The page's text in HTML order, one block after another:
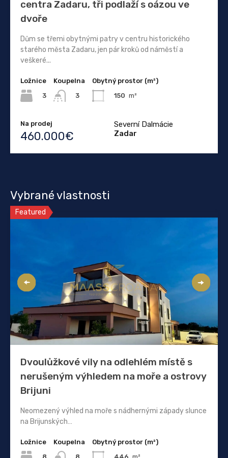
centra Zadaru, tři podlaží s oázou ve
dvoře
Dům se třemi obytnými patry v centru historického
starého města Zadaru, jen pár kroků od náměstí a
veškeré...
Ložnice
3
Koupelna
3
Obytný prostor (m²)
150 m²
Na prodej
460.000€
Severní Dalmácie
Zadar
Vybrané vlastnosti
Featured
Dvoulůžkové vily na odlehlém místě s
nerušeným výhledem na moře a ostrovy
Brijuni
Neomezený výhled na moře s nádhernými západy slunce
na Brijunských…
Ložnice
Koupelna
Obytný prostor (m²)